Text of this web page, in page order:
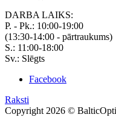
DARBA LAIKS:
P. - Pk.: 10:00-19:00
(13:30-14:00 - pārtraukums)
S.: 11:00-18:00
Sv.: Slēgts
Facebook
Raksti
Copyright 2026 ©